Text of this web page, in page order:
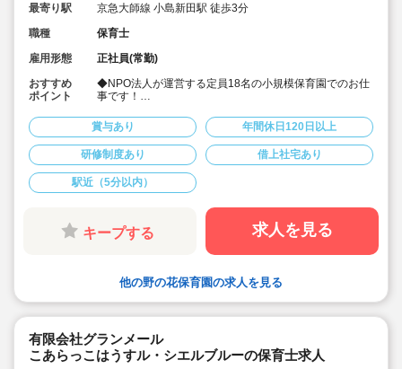
最寄り駅
京急大師線 小島新田駅 徒歩3分
職種
保育士
雇用形態
正社員(常勤)
おすすめ
ポイント
◆NPO法人が運営する定員18名の小規模保育園でのお仕
事です！
◆有給消化率100％ 持ち帰り業務無し！
◆自転車、バイクでの通勤もOK（駐輪場あり）！
◆賞与は年3回支給（実績4.0ヶ月）☆
◆年間休日120日、産休育休制度、育児支援制度も整っ
ていて、プライベートとのバランスも取りやすい♪
◆メンター制度による新人へのケア、子育て中の方の短
時間制社員制度等、働きやすい制度がいっぱい！
賞与あり 年間休日120日以上
研修制度あり 借上社宅あり
駅近（5分以内）
キープする 求人を見る
他の野の花保育園の求人を見る
有限会社グランメール
こあらっこはうすル・シエルブルーの保育士求人